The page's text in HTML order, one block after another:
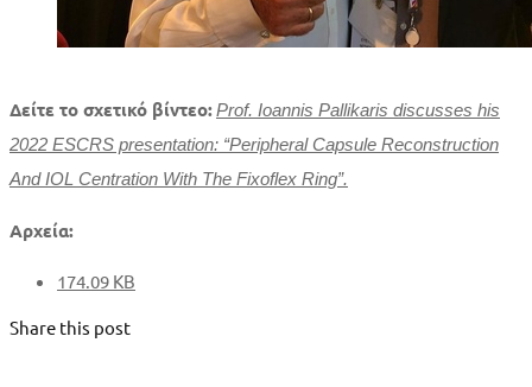
Δείτε το σχετικό βίντεο:Prof. Ioannis Pallikaris discusses his
2022 ESCRS presentation: “Peripheral Capsule Reconstruction
And IOL Centration With The Fixoflex Ring”.
Αρχεία:
174.09 KB
Share this post